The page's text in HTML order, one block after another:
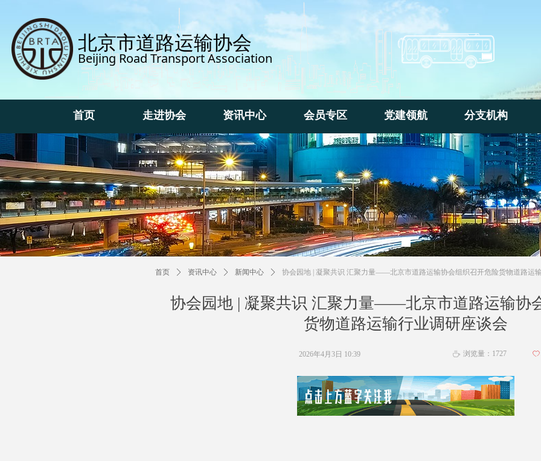
北京市道路运输协会
Beijing Road Transport Association
ꂃ
首页
首页
走进协会
走进协会
资讯中心
资讯中心
会员专区
会员专区
党建领航
党建领航
分支机构
分支机构
协会园地 | 凝聚共识 汇聚力量——北京市道路运输协
货物道路运输行业调研座谈会
首页 ꄲ 资讯中心 ꄲ 新闻中心 ꄲ 协会园地 | 凝聚共识 汇聚力量——北京市道路运输协会组织召开危险货物道路运
2026年4月3日 10:39 ꄘ 浏览量： 1727 ꄀ